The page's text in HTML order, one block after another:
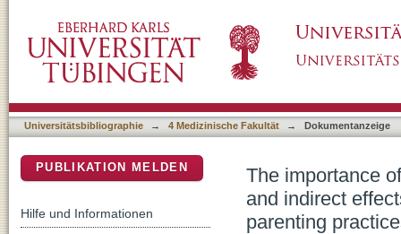
adversity, parental psychopathology and
Universitätsbibliographie → 4 Medizinische Fakultät → Dokumentanzeige
The importance
and indirect
parenting
PUBLIKATION MELDEN
Hilfe und Informationen